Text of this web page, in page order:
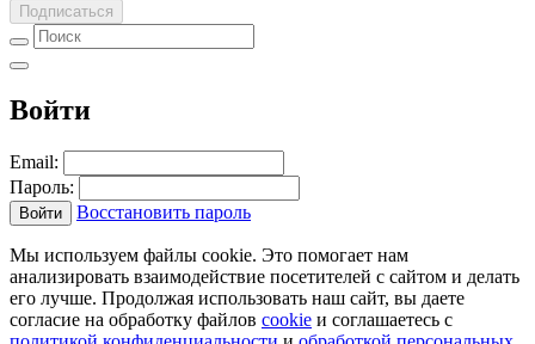
Подписаться
Войти
Email:
Пароль:
Войти Восстановить пароль
Мы используем файлы cookie. Это помогает нам
анализировать взаимодействие посетителей с сайтом и делать
его лучше. Продолжая использовать наш сайт, вы даете
согласие на обработку файлов cookie и соглашаетесь с